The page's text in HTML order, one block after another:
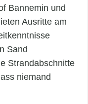
Bannemin und
Ausritte am
Sand
Strandabschnitte
niemand